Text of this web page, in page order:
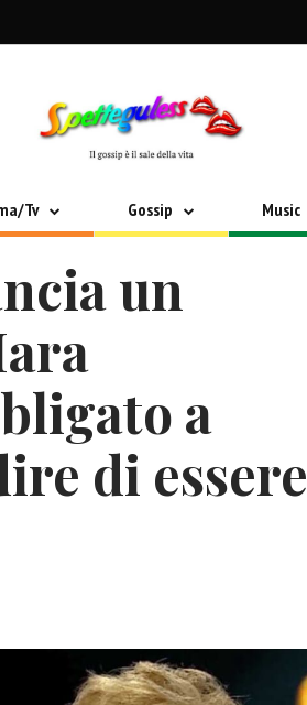
Tv Gossip Music
un
a
di essere